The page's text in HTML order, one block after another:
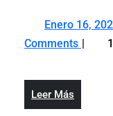
de
edad
olores
Enero 16,
Comments
Leer Más
Más